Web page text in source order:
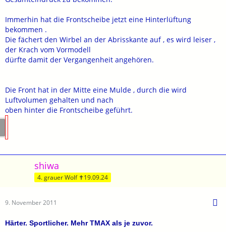
Immerhin hat die Frontscheibe jetzt eine Hinterlüftung
bekommen .
Die fächert den Wirbel an der Abrisskante auf , es wird leiser ,
der Krach vom Vormodell
dürfte damit der Vergangenheit angehören.
Die Front hat in der Mitte eine Mulde , durch die wird
Luftvolumen gehalten und nach
oben hinter die Frontscheibe geführt.
shiwa
4. grauer Wolf ✝19.09.24
9. November 2011
Härter. Sportlicher. Mehr TMAX als je zuvor.